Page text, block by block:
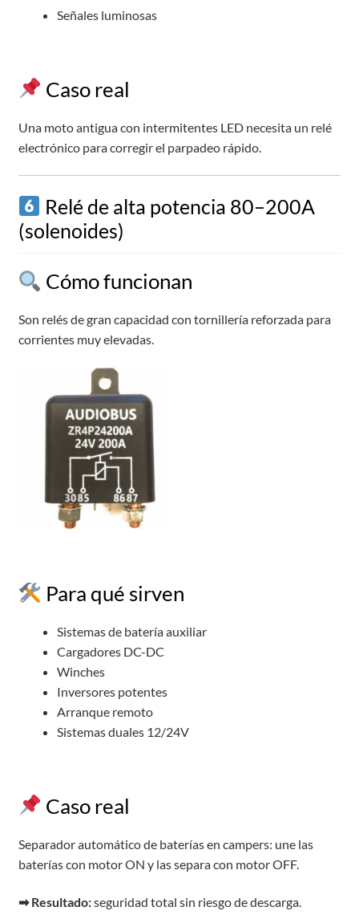
Señales luminosas
Caso real
Una moto antigua con intermitentes LED necesita un relé
electrónico para corregir el parpadeo rápido.
Relé de alta potencia 80–200A
(solenoides)
Cómo funcionan
Son relés de gran capacidad con tornillería reforzada para
corrientes muy elevadas.
Para qué sirven
Sistemas de batería auxiliar
Cargadores DC-DC
Winches
Inversores potentes
Arranque remoto
Sistemas duales 12/24V
Caso real
Separador automático de baterías en campers: une las
baterías con motor ON y las separa con motor OFF.
➡ Resultado:seguridad total sin riesgo de descarga.